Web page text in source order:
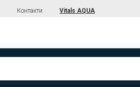
Контакти Vitals AQUA